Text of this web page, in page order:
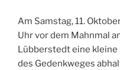
Am Samstag, 11.
Uhr vor dem Mahnmal
Lübberstedt eine
des Gedenkweges